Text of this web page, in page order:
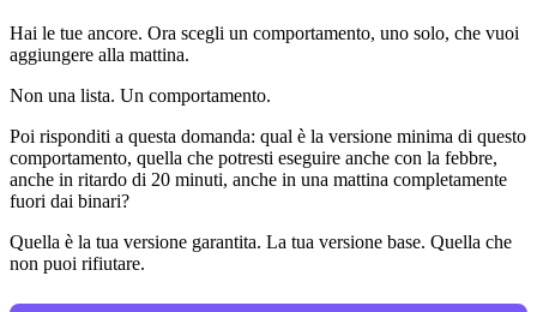
Hai le tue ancore. Ora scegli un comportamento, uno solo, che vuoi
aggiungere alla mattina.
Non una lista. Un comportamento.
Poi risponditi a questa domanda: qual è la versione minima di questo
comportamento, quella che potresti eseguire anche con la febbre,
anche in ritardo di 20 minuti, anche in una mattina completamente
fuori dai binari?
Quella è la tua versione garantita. La tua versione base. Quella che
non puoi rifiutare.